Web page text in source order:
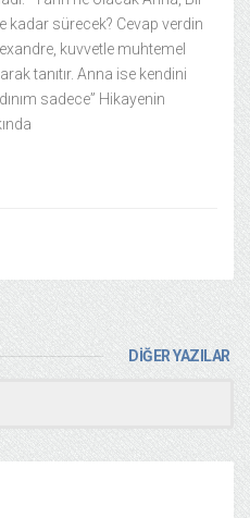
kadar sürecek? Cevap verdin
kuvvetle muhtemel
tanıtır. Anna ise kendini
sadece” Hikayenin
DİĞER YAZILAR